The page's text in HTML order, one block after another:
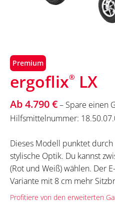
Premium
ergoflix® LX
Ab 4.790 €– Spare einen
Hilfsmittelnummer:
Dieses Modell punktet
stylische Optik. Du kannst
(Rot und Weiß) wählen. Der
Variante mit 8 cm mehr
Profitiere von den erweiterten